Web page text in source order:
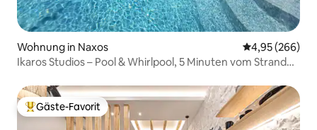
Wohnung in Naxos
4,95 (266)
Ikaros Studios – Pool & Whirlpool, 5 Minuten vom Strand
Beliebter Gäste-Favorit.
Gäste-Favorit